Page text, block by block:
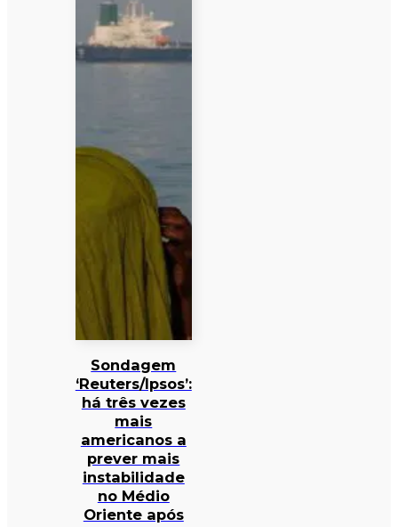
Sondagem
‘Reuters/Ipsos’:
há três vezes
mais
americanos a
prever mais
instabilidade
no Médio
Oriente após